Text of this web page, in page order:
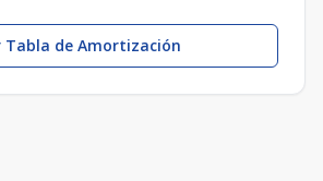
Tabla de Amortización